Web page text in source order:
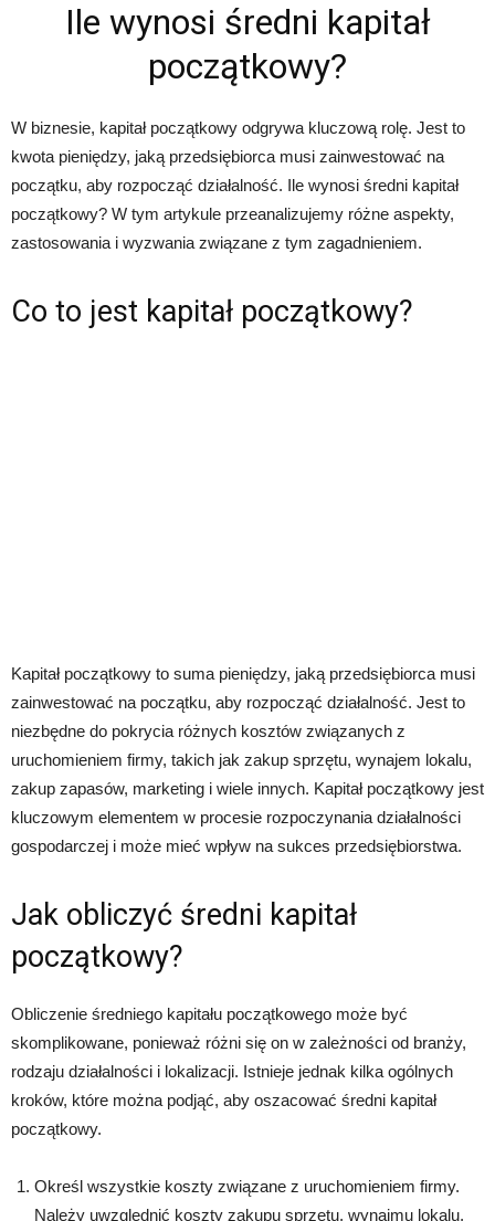
Ile wynosi średni kapitał
początkowy?
W biznesie, kapitał początkowy odgrywa kluczową rolę. Jest to
kwota pieniędzy, jaką przedsiębiorca musi zainwestować na
początku, aby rozpocząć działalność. Ile wynosi średni kapitał
początkowy? W tym artykule przeanalizujemy różne aspekty,
zastosowania i wyzwania związane z tym zagadnieniem.
Co to jest kapitał początkowy?
Kapitał początkowy to suma pieniędzy, jaką przedsiębiorca musi
zainwestować na początku, aby rozpocząć działalność. Jest to
niezbędne do pokrycia różnych kosztów związanych z
uruchomieniem firmy, takich jak zakup sprzętu, wynajem lokalu,
zakup zapasów, marketing i wiele innych. Kapitał początkowy jest
kluczowym elementem w procesie rozpoczynania działalności
gospodarczej i może mieć wpływ na sukces przedsiębiorstwa.
Jak obliczyć średni kapitał
początkowy?
Obliczenie średniego kapitału początkowego może być
skomplikowane, ponieważ różni się on w zależności od branży,
rodzaju działalności i lokalizacji. Istnieje jednak kilka ogólnych
kroków, które można podjąć, aby oszacować średni kapitał
początkowy.
Określ wszystkie koszty związane z uruchomieniem firmy.
Należy uwzględnić koszty zakupu sprzętu, wynajmu lokalu,